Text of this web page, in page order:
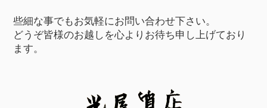
些細な事でもお気軽にお問い合わせ下さい。
どうぞ皆様のお越しを心よりお待ち申し上げており
ます。